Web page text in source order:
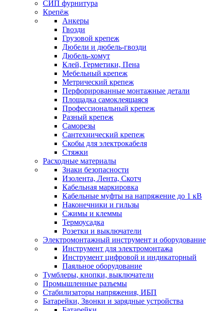
СИП фурнитура
Крепёж
Анкеры
Гвозди
Грузовой крепеж
Дюбели и дюбель-гвозди
Дюбель-хомут
Клей, Герметики, Пена
Мебельный крепеж
Метрический крепеж
Перфорированные монтажные детали
Площадка самоклеящаяся
Профессиональный крепеж
Разный крепеж
Саморезы
Сантехнический крепеж
Скобы для электрокабеля
Стяжки
Расходные материалы
Знаки безопасности
Изолента, Лента, Скотч
Кабельная маркировка
Кабельные муфты на напряжение до 1 кВ
Наконечники и гильзы
Сжимы и клеммы
Термоусадка
Розетки и выключатели
Электромонтажный инструмент и оборудование
Инструмент для электромонтажа
Инструмент цифровой и индикаторный
Паяльное оборудование
Тумблеры, кнопки, выключатели
Промышленные разъемы
Стабилизаторы напряжения, ИБП
Батарейки, Звонки и зарядные устройства